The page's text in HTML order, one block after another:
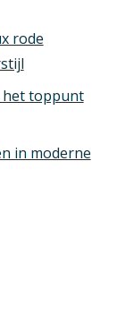
rode
het toppunt
in moderne